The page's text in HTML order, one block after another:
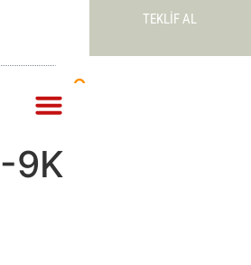
TEKLIF AL
Teklif Al
9K